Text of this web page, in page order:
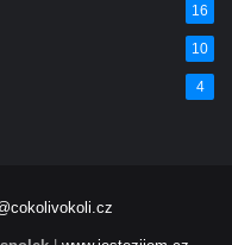
cesty
16
10
4